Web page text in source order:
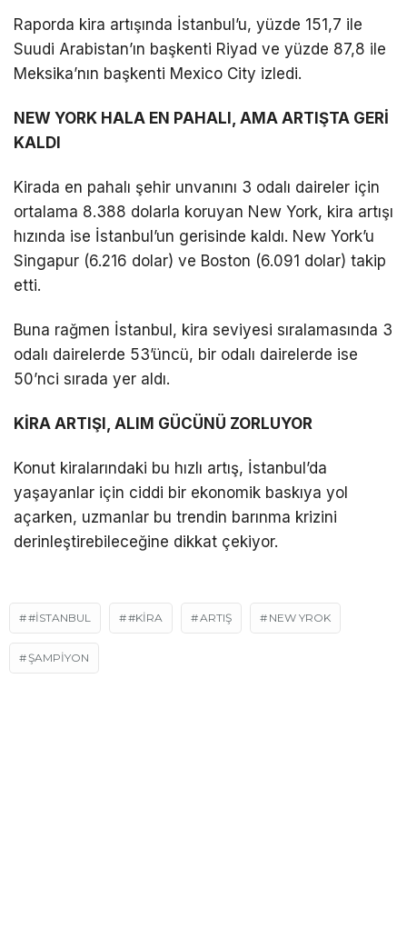
Raporda kira artışında İstanbul’u, yüzde 151,7 ile
Suudi Arabistan’ın başkenti Riyad ve yüzde 87,8 ile
Meksika’nın başkenti Mexico City izledi.
NEW YORK HALA EN PAHALI, AMA ARTIŞTA GERİ
KALDI
Kirada en pahalı şehir unvanını 3 odalı daireler için
ortalama 8.388 dolarla koruyan New York, kira artışı
hızında ise İstanbul’un gerisinde kaldı. New York’u
Singapur (6.216 dolar) ve Boston (6.091 dolar) takip
etti.
Buna rağmen İstanbul, kira seviyesi sıralamasında 3
odalı dairelerde 53’üncü, bir odalı dairelerde ise
50’nci sırada yer aldı.
KİRA ARTIŞI, ALIM GÜCÜNÜ ZORLUYOR
Konut kiralarındaki bu hızlı artış, İstanbul’da
yaşayanlar için ciddi bir ekonomik baskıya yol
açarken, uzmanlar bu trendin barınma krizini
derinleştirebileceğine dikkat çekiyor.
#İSTANBUL #KIRA ARTIŞ NEW YROK
ŞAMPIYON